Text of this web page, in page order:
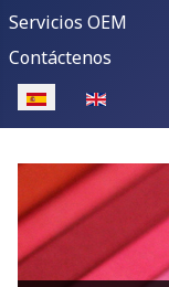
Servicios OEM
Contáctenos
Seleccione su idioma